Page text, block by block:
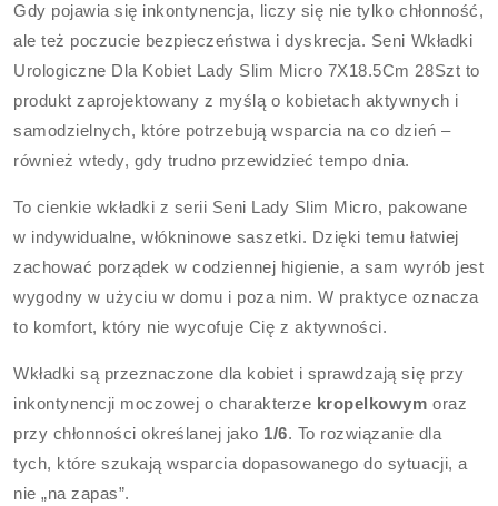
Gdy pojawia się inkontynencja, liczy się nie tylko chłonność,
ale też poczucie bezpieczeństwa i dyskrecja. Seni Wkładki
Urologiczne Dla Kobiet Lady Slim Micro 7X18.5Cm 28Szt to
produkt zaprojektowany z myślą o kobietach aktywnych i
samodzielnych, które potrzebują wsparcia na co dzień –
również wtedy, gdy trudno przewidzieć tempo dnia.
To cienkie wkładki z serii Seni Lady Slim Micro, pakowane
w indywidualne, włókninowe saszetki. Dzięki temu łatwiej
zachować porządek w codziennej higienie, a sam wyrób jest
wygodny w użyciu w domu i poza nim. W praktyce oznacza
to komfort, który nie wycofuje Cię z aktywności.
Wkładki są przeznaczone dla kobiet i sprawdzają się przy
inkontynencji moczowej o charakterze kropelkowym oraz
przy chłonności określanej jako 1/6. To rozwiązanie dla
tych, które szukają wsparcia dopasowanego do sytuacji, a
nie „na zapas”.